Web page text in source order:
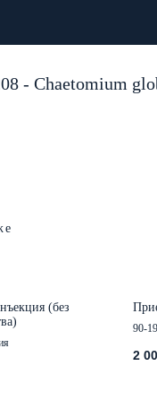
- Chaetomium
(без
90-
2